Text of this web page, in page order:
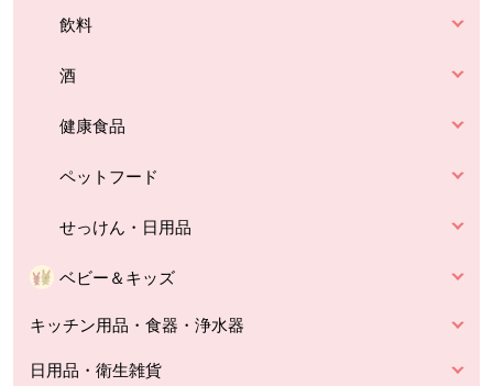
飲料
酒
健康食品
ペットフード
せっけん・日用品
ベビー＆キッズ
キッチン用品・食器・浄水器
日用品・衛生雑貨